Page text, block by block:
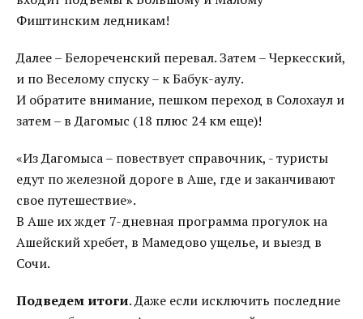
Фиштинским ледникам!
Далее – Белореченский перевал. Затем – Черкесский,
и по Веселому спуску – к Бабук-аулу.
И обратите внимание, пешком переход в Солохаул и
затем – в Дагомыс (18 плюс 24 км еще)!
«Из Дагомыса – повествует справочник, - туристы
едут по железной дороге в Аше, где и заканчивают
свое путешествие».
В Аше их ждет 7-дневная программа прогулок на
Ашейский хребет, в Мамедово ущелье, и выезд в
Сочи.
Подведем итоги. Даже если исключить последние